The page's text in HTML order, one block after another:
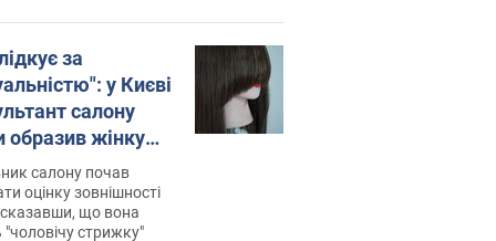
за
у Києві
салону
образив жінку
скандал.
салону почав
оцінку зовнішності
що вона
"чоловічу стрижку"